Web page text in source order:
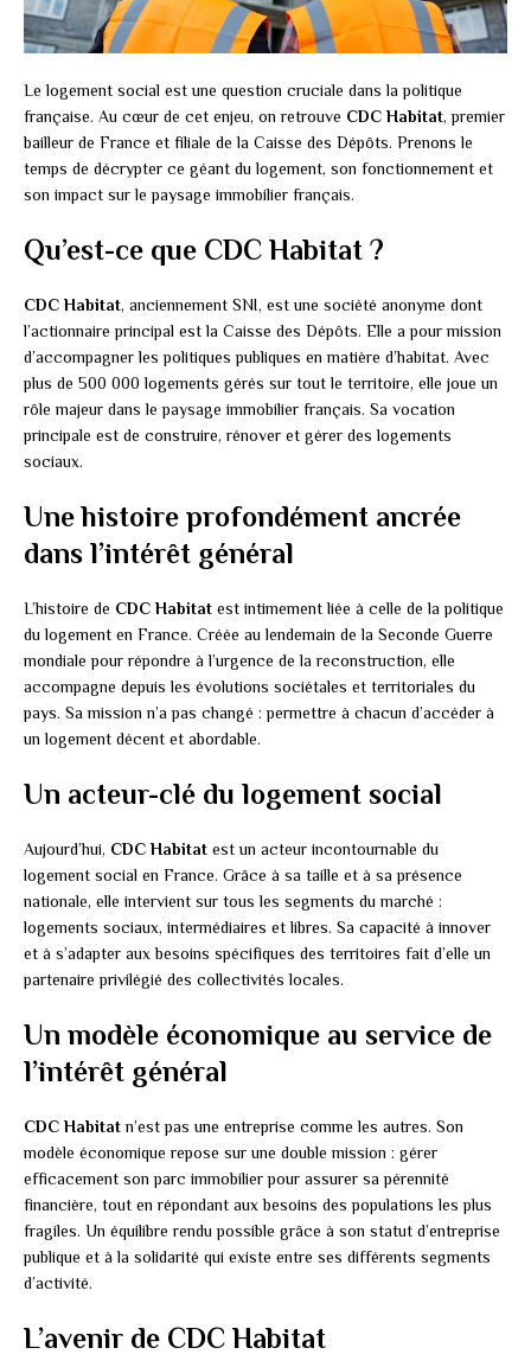
Le logement social est une question cruciale dans la politique
française. Au cœur de cet enjeu, on retrouve CDC Habitat, premier
bailleur de France et filiale de la Caisse des Dépôts. Prenons le
temps de décrypter ce géant du logement, son fonctionnement et
son impact sur le paysage immobilier français.
Qu’est-ce que CDC Habitat ?
CDC Habitat, anciennement SNI, est une société anonyme dont
l’actionnaire principal est la Caisse des Dépôts. Elle a pour mission
d’accompagner les politiques publiques en matière d’habitat. Avec
plus de 500 000 logements gérés sur tout le territoire, elle joue un
rôle majeur dans le paysage immobilier français. Sa vocation
principale est de construire, rénover et gérer des logements
sociaux.
Une histoire profondément ancrée
dans l’intérêt général
L’histoire de CDC Habitat est intimement liée à celle de la politique
du logement en France. Créée au lendemain de la Seconde Guerre
mondiale pour répondre à l’urgence de la reconstruction, elle
accompagne depuis les évolutions sociétales et territoriales du
pays. Sa mission n’a pas changé : permettre à chacun d’accéder à
un logement décent et abordable.
Un acteur-clé du logement social
Aujourd’hui, CDC Habitat est un acteur incontournable du
logement social en France. Grâce à sa taille et à sa présence
nationale, elle intervient sur tous les segments du marché :
logements sociaux, intermédiaires et libres. Sa capacité à innover
et à s’adapter aux besoins spécifiques des territoires fait d’elle un
partenaire privilégié des collectivités locales.
Un modèle économique au service de
l’intérêt général
CDC Habitatn’est pas une entreprise comme les autres. Son
modèle économique repose sur une double mission : gérer
efficacement son parc immobilier pour assurer sa pérennité
financière, tout en répondant aux besoins des populations les plus
fragiles. Un équilibre rendu possible grâce à son statut d’entreprise
publique et à la solidarité qui existe entre ses différents segments
d’activité.
L’avenir de CDC Habitat